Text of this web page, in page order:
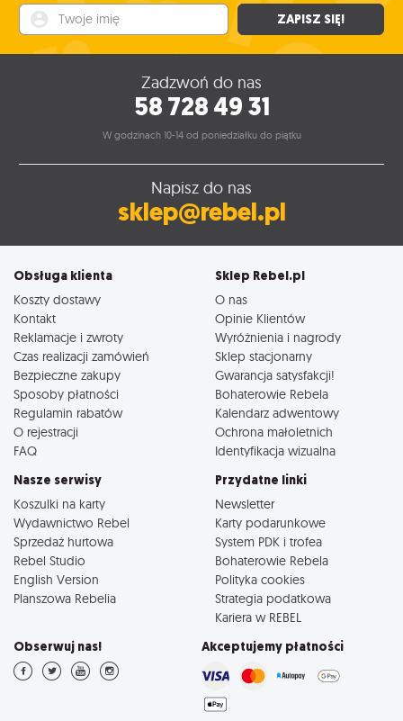
ZAPISZ SIĘ!
Zadzwoń do nas
58 728 49 31
W godzinach 10-14 od poniedziałku do piątku
Napisz do nas
sklep@rebel.pl
Obsługa klienta
Koszty dostawy
Kontakt
Reklamacje i zwroty
Czas realizacji zamówień
Bezpieczne zakupy
Sposoby płatności
Regulamin rabatów
O rejestracji
FAQ
Sklep Rebel.pl
O nas
Opinie Klientów
Wyróżnienia i nagrody
Sklep stacjonarny
Gwarancja satysfakcji!
Bohaterowie Rebela
Kalendarz adwentowy
Ochrona małoletnich
Identyfikacja wizualna
Nasze serwisy
Koszulki na karty
Wydawnictwo Rebel
Sprzedaż hurtowa
Rebel Studio
English Version
Planszowa Rebelia
Przydatne linki
Newsletter
Karty podarunkowe
System PDK i trofea
Bohaterowie Rebela
Polityka cookies
Strategia podatkowa
Kariera w REBEL
Obserwuj nas! Akceptujemy płatności